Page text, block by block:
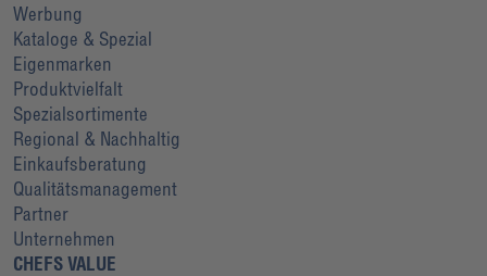
Werbung
Kataloge & Spezial
Eigenmarken
Produktvielfalt
Spezialsortimente
Regional & Nachhaltig
Einkaufsberatung
Qualitätsmanagement
Partner
Unternehmen
CHEFS VALUE